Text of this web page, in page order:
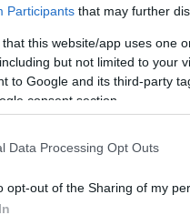
Participants that may further
that this website/app uses one
but not limited to your
to Google and its third-party
consent section.
Data Processing Opt Outs
opt-out of the Sharing of my
© 2005-2025
csak a szerző
reserved. Do not use